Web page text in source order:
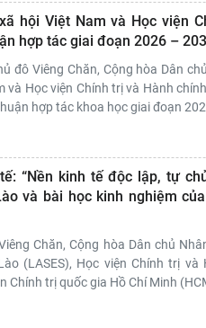
hội Việt Nam và Học viện
hợp tác giai đoạn 2026 –
đô Viêng Chăn, Cộng hòa Dân
và Học viện Chính trị và Hành
hợp tác khoa học giai đoạn
“Nền kinh tế độc lập, tự
và bài học kinh nghiệm
Chăn, Cộng hòa Dân chủ
(LASES), Học viện Chính trị
Chính trị quốc gia Hồ Chí Minh